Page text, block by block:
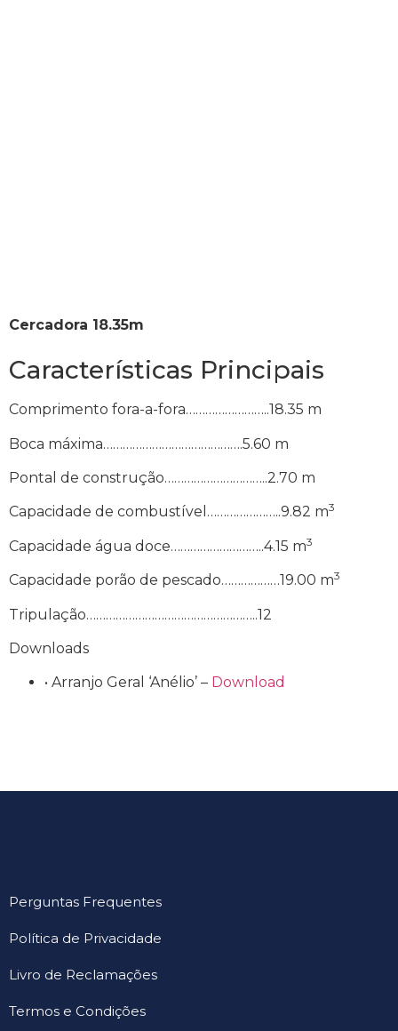
Cercadora 18.35m
Características Principais
Comprimento fora-a-fora……………………..18.35 m
Boca máxima…………………………………….5.60 m
Pontal de construção…………………………..2.70 m
Capacidade de combustível…………………..9.82 m3
Capacidade água doce………………………..4.15 m3
Capacidade porão de pescado………………19.00 m3
Tripulação……………………………………………..12
Downloads
• Arranjo Geral ‘Anélio’ – Download
Perguntas Frequentes
Política de Privacidade
Livro de Reclamações
Termos e Condições